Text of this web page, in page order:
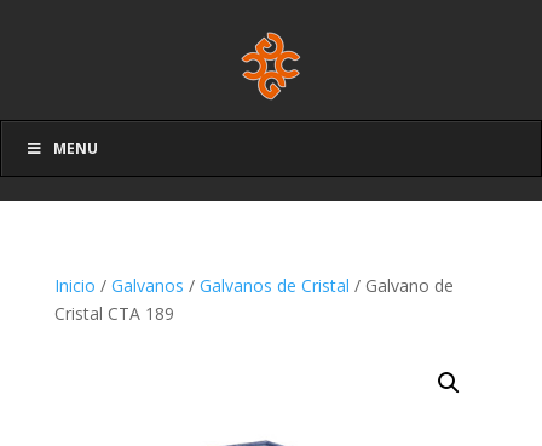
MENU
Inicio / Galvanos / Galvanos de Cristal / Galvano de
Cristal CTA 189